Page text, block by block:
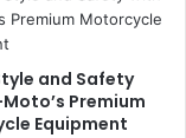
and Safety
Premium
Equipment